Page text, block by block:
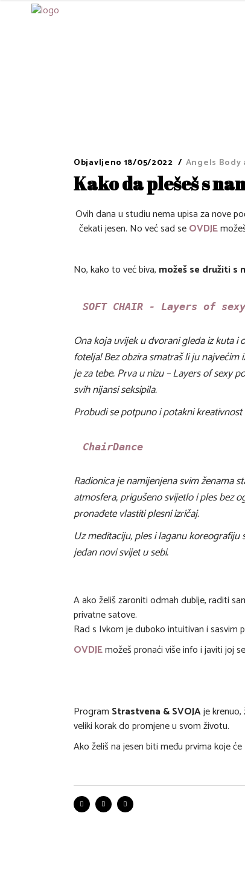
Objavljeno 18/05/2022 Angels Body
Kako da plešeš s
Ovih dana u studiu nema upisa za nove
čekati jesen. No već sad seOVDJE
No, kako to već biva, možeš se družiti s
SOFT CHAIR - Layers of sexy
Ona koja uvijek u dvorani gleda iz kuta i
fotelja! Bez obzira smatraš li ju
je za tebe. Prva u nizu – Layers of sexy
svih nijansi seksipila.
Probudi se potpuno i potakni
ChairDance
Radionica je namijenjena svim ženama
atmosfera, prigušeno svijetlo i ples bez
pronađete vlastiti plesni izričaj.
Uz meditaciju, ples i laganu koreografiju
jedan novi svijet u sebi.
A ako želiš zaroniti odmah dublje, raditi
privatne satove.
Rad s Ivkom je duboko intuitivan i sasvim
OVDJEmožeš pronaći više info i javiti joj
Program Strastvena & SVOJAje
veliki korak do promjene u svom životu.
Ako želiš na jesen biti među prvima koje